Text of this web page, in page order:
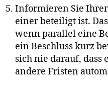
Informieren Sie
einer beteiligt ist.
wenn parallel eine
ein Beschluss kurz
sich nie darauf,
andere Fristen